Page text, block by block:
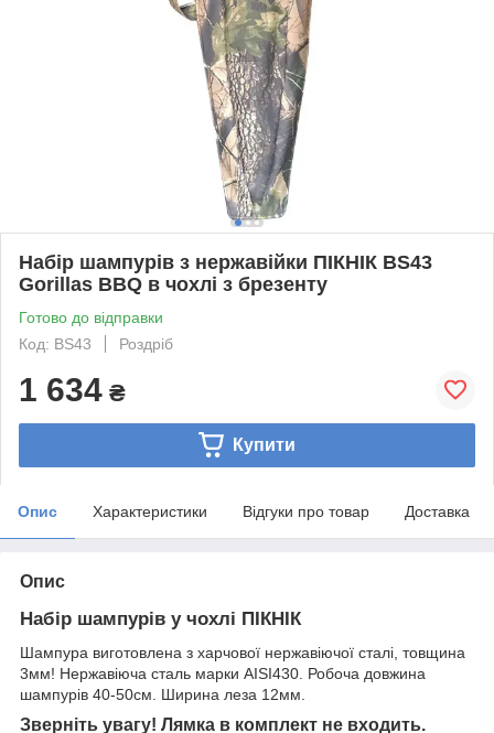
Набір шампурів з нержавійки ПІКНІК BS43
Gorillas BBQ в чохлі з брезенту
Готово до відправки
Код: BS43
Роздріб
1 634 ₴
Купити
Опис Характеристики Відгуки про товар Доставка
Опис
Набір шампурів у чохлі ПІКНІК
Шампура виготовлена з харчової нержавіючої сталі, товщина
3мм! Нержавіюча сталь марки AISI430. Робоча довжина
шампурів 40-50см. Ширина леза 12мм.
Зверніть увагу! Лямка в комплект не входить.